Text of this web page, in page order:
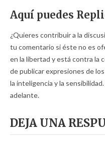
Aquí puedes
¿Quieres contribuir a la
tu comentario si éste no es
en la libertad y está contra la
de publicar expresiones de
la inteligencia y la
adelante.
DEJA UNA